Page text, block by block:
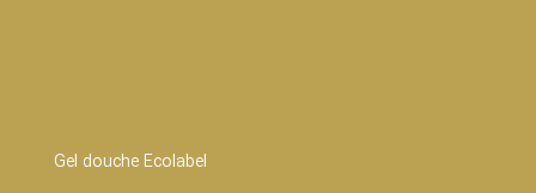
Gel douche Ecolabel